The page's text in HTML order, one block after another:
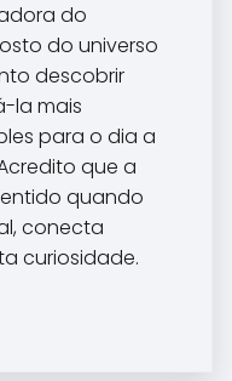
do
do universo
descobrir
la mais
para o dia a
que a
quando
conecta
curiosidade.